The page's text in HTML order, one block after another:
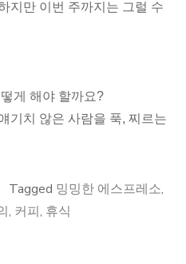
지만 이번 주까지는 그럴 수
게 해야 할까요?
기치 않은 사람을 푹, 찌르는
Tagged 밍밍한 에스프레소,
, 커피, 휴식